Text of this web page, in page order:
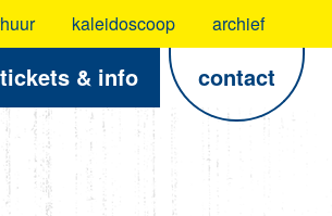
kaleidoscoop archief
tickets & info contact